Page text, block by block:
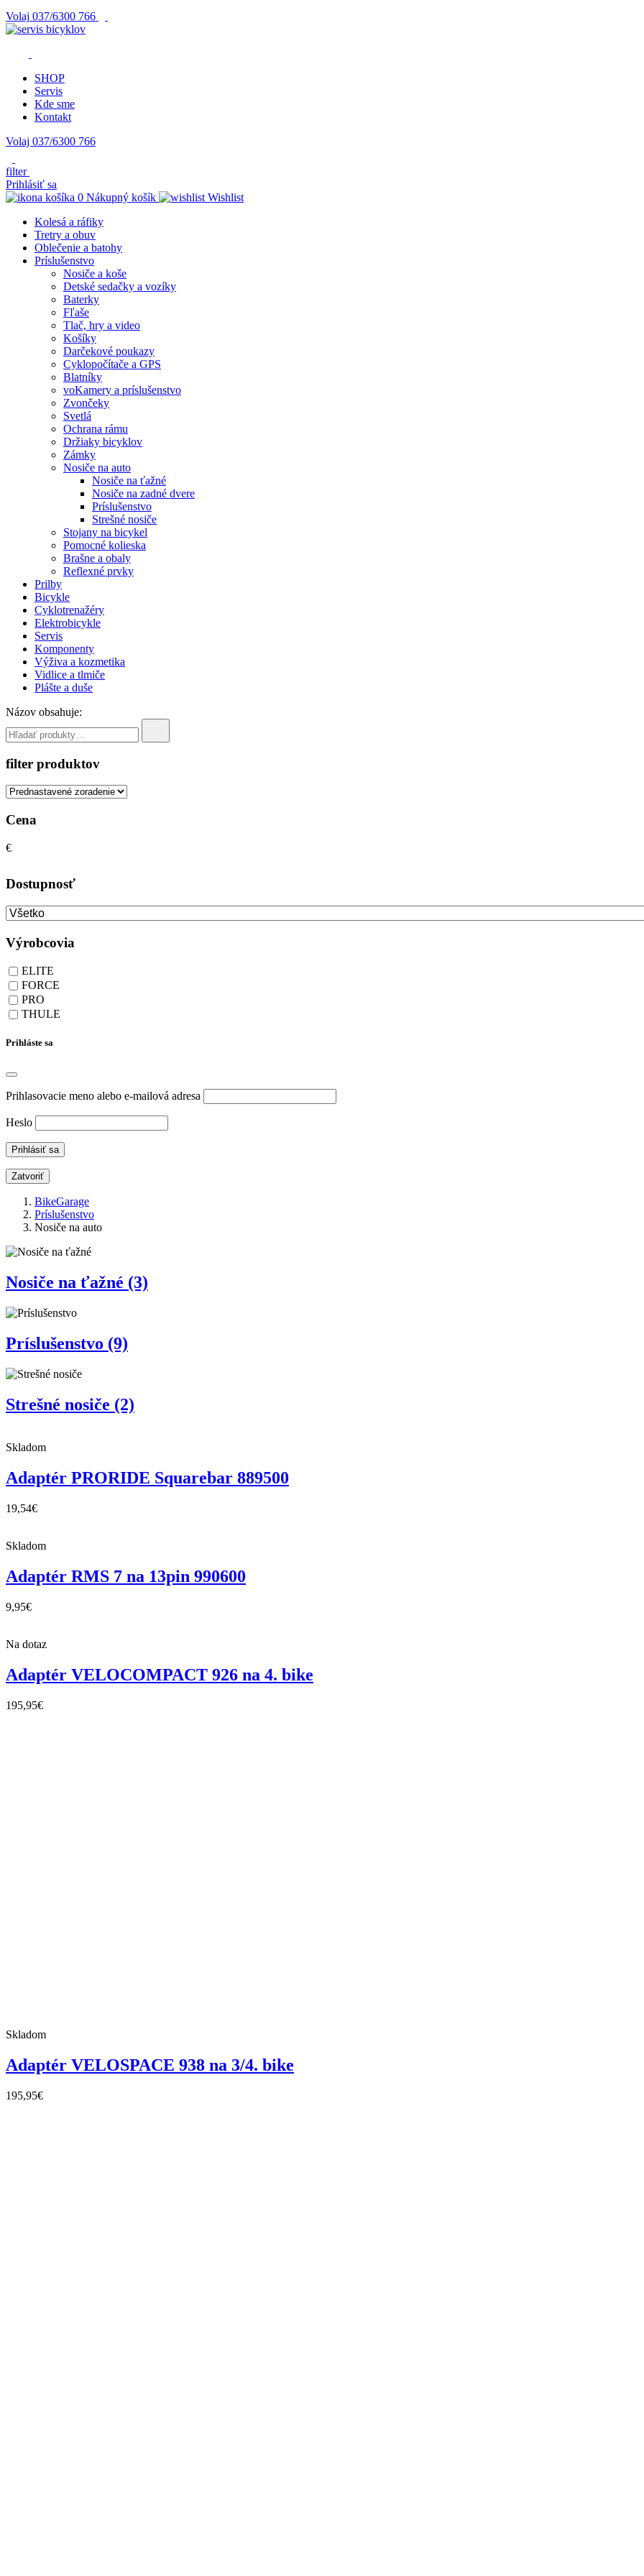
Volaj 037/6300 766
SHOP
Servis
Kde sme
Kontakt
Volaj 037/6300 766
filter
Prihlásiť sa
0 Nákupný košík
Wishlist
Kolesá a ráfiky
Tretry a obuv
Oblečenie a batohy
Príslušenstvo
Nosiče a koše
Detské sedačky a vozíky
Baterky
Fľaše
Tlač, hry a video
Košíky
Darčekové poukazy
Cyklopočítače a GPS
Blatníky
voKamery a príslušenstvo
Zvončeky
Svetlá
Ochrana rámu
Držiaky bicyklov
Zámky
Nosiče na auto
Nosiče na ťažné
Nosiče na zadné dvere
Príslušenstvo
Strešné nosiče
Stojany na bicykel
Pomocné kolieska
Brašne a obaly
Reflexné prvky
Prilby
Bicykle
Cyklotrenažéry
Elektrobicykle
Servis
Komponenty
Výživa a kozmetika
Vidlice a tlmiče
Plášte a duše
Názov obsahuje:
filter produktov
Cena
€
Dostupnosť
Výrobcovia
ELITE
FORCE
PRO
THULE
Prihláste sa
Prihlasovacie meno alebo e-mailová adresa
Heslo
Zatvoriť
BikeGarage
Príslušenstvo
Nosiče na auto
Nosiče na ťažné (3)
Príslušenstvo (9)
Strešné nosiče (2)
Skladom
Adaptér PRORIDE Squarebar 889500
19,54€
Skladom
Adaptér RMS 7 na 13pin 990600
9,95€
Na dotaz
Adaptér VELOCOMPACT 926 na 4. bike
195,95€
Skladom
Adaptér VELOSPACE 938 na 3/4. bike
195,95€